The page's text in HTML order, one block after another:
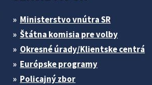
Ministerstvo vnútra SR
Štátna komisia pre volby
Okresné úrady/Klientske centrá
Európske programy
Policajný zbor